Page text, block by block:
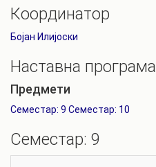
Координатор
Бојан Илијоски
Наставна програма
Предмети
Семестар: 9 Семестар: 10
Семестар: 9